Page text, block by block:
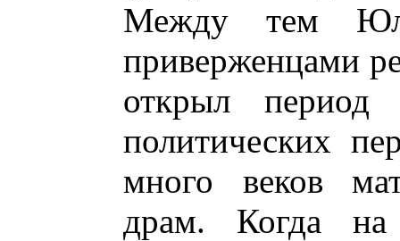
Между тем
приверженцами
открыл
политических
много веков
драм. Когда на